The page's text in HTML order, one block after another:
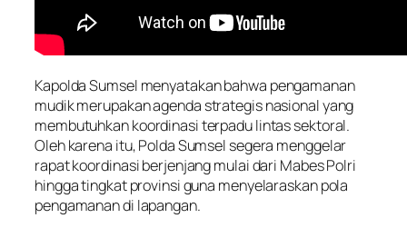
Kapolda Sumsel menyatakan bahwa pengamanan
mudik merupakan agenda strategis nasional yang
membutuhkan koordinasi terpadu lintas sektoral.
Oleh karena itu, Polda Sumsel segera menggelar
rapat koordinasi berjenjang mulai dari Mabes Polri
hingga tingkat provinsi guna menyelaraskan pola
pengamanan di lapangan.